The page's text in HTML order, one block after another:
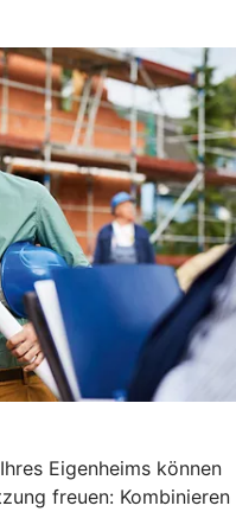
Eigenheims können
freuen: Kombinieren